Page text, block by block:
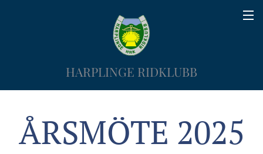
HARPLINGE RIDKLUBB
ÅRSMÖTE 2025